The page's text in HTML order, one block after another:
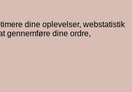
dine oplevelser, webstatistik
gennemføre dine ordre,